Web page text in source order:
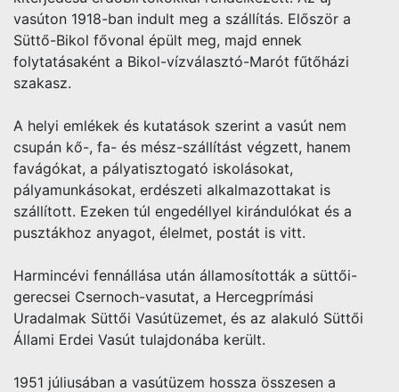
vasúton 1918-ban indult meg a szállítás. Először a
Süttő-Bikol fővonal épült meg, majd ennek
folytatásaként a Bikol-vízválasztó-Marót fűtőházi
szakasz.
A helyi emlékek és kutatások szerint a vasút nem
csupán kő-, fa- és mész-szállítást végzett, hanem
favágókat, a pályatisztogató iskolásokat,
pályamunkásokat, erdészeti alkalmazottakat is
szállított. Ezeken túl engedéllyel kirándulókat és a
pusztákhoz anyagot, élelmet, postát is vitt.
Harmincévi fennállása után államosították a süttői-
gerecsei Csernoch-vasutat, a Hercegprímási
Uradalmak Süttői Vasútüzemet, és az alakuló Süttői
Állami Erdei Vasút tulajdonába került.
1951 júliusában a vasútüzem hossza összesen a